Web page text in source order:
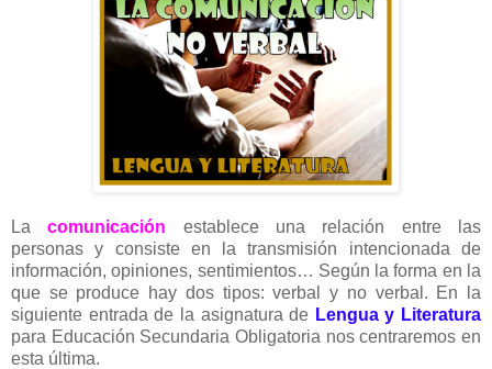
Lacomunicación
establece una relación entre las
personas y consiste en la transmisión intencionada de
información, opiniones, sentimientos… Según la forma en la
que se produce hay dos tipos: verbal y no verbal. En la
siguiente entrada de la asignatura de Lengua y Literatura
para Educación Secundaria Obligatoria nos centraremos en
esta última.